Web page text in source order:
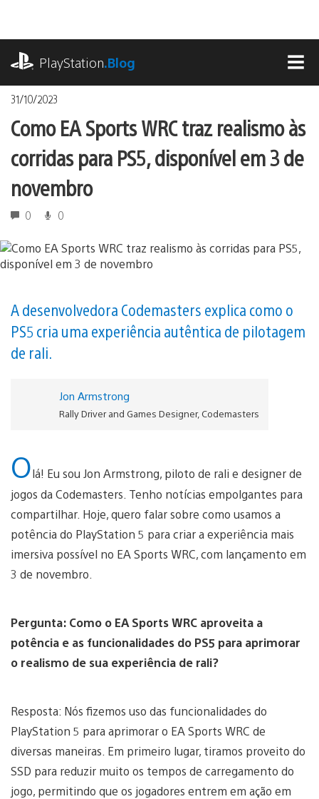
o
conteúdo
PlayStation.Blog
31/10/2023
Como EA Sports WRC traz realismo às
corridas para PS5, disponível em 3 de
novembro
0 0
A desenvolvedora Codemasters explica como o
PS5 cria uma experiência autêntica de pilotagem
de rali.
Jon Armstrong
Rally Driver and Games Designer, Codemasters
Olá! Eu sou Jon Armstrong, piloto de rali e designer de
jogos da Codemasters. Tenho notícias empolgantes para
compartilhar. Hoje, quero falar sobre como usamos a
potência do PlayStation 5 para criar a experiência mais
imersiva possível no EA Sports WRC, com lançamento em
3 de novembro.
Pergunta: Como o EA Sports WRC aproveita a
potência e as funcionalidades do PS5 para aprimorar
o realismo de sua experiência de rali?
Resposta: Nós fizemos uso das funcionalidades do
PlayStation 5 para aprimorar o EA Sports WRC de
diversas maneiras. Em primeiro lugar, tiramos proveito do
SSD para reduzir muito os tempos de carregamento do
jogo, permitindo que os jogadores entrem em ação em